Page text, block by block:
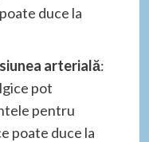
duce la
arterială:
pot
pentru
poate duce la